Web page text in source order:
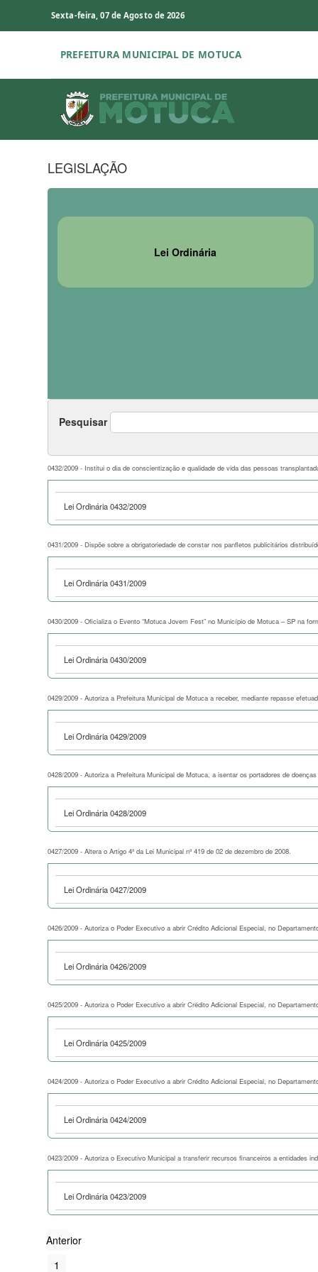
Sexta-feira, 07 de Agosto de 2026
PREFEITURA MUNICIPAL DE MOTUCA
LEGISLAÇÃO
Lei Ordinária
Pesquisar
0432/2009 - Institui o dia de conscientização e qualidade de vida das pessoas
Lei Ordinária 0432/2009
0431/2009 - Dispõe sobre a obrigatoriedade de constar nos panfletos publicitários
Lei Ordinária 0431/2009
0430/2009 - Oficializa o Evento “Motuca Jovem Fest” no Município de Motuca – SP na
Lei Ordinária 0430/2009
0429/2009 - Autoriza a Prefeitura Municipal de Motuca a receber, mediante repasse
Lei Ordinária 0429/2009
0428/2009 - Autoriza a Prefeitura Municipal de Motuca, a isentar os portadores de
Lei Ordinária 0428/2009
0427/2009 - Altera o Artigo 4º da Lei Municipal nº 419 de 02 de dezembro de 2008.
Lei Ordinária 0427/2009
0426/2009 - Autoriza o Poder Executivo a abrir Crédito Adicional Especial, no
Lei Ordinária 0426/2009
0425/2009 - Autoriza o Poder Executivo a abrir Crédito Adicional Especial, no
Lei Ordinária 0425/2009
0424/2009 - Autoriza o Poder Executivo a abrir Crédito Adicional Especial, no
Lei Ordinária 0424/2009
0423/2009 - Autoriza o Executivo Municipal a transferir recursos financeiros a entidades
Lei Ordinária 0423/2009
Anterior
1